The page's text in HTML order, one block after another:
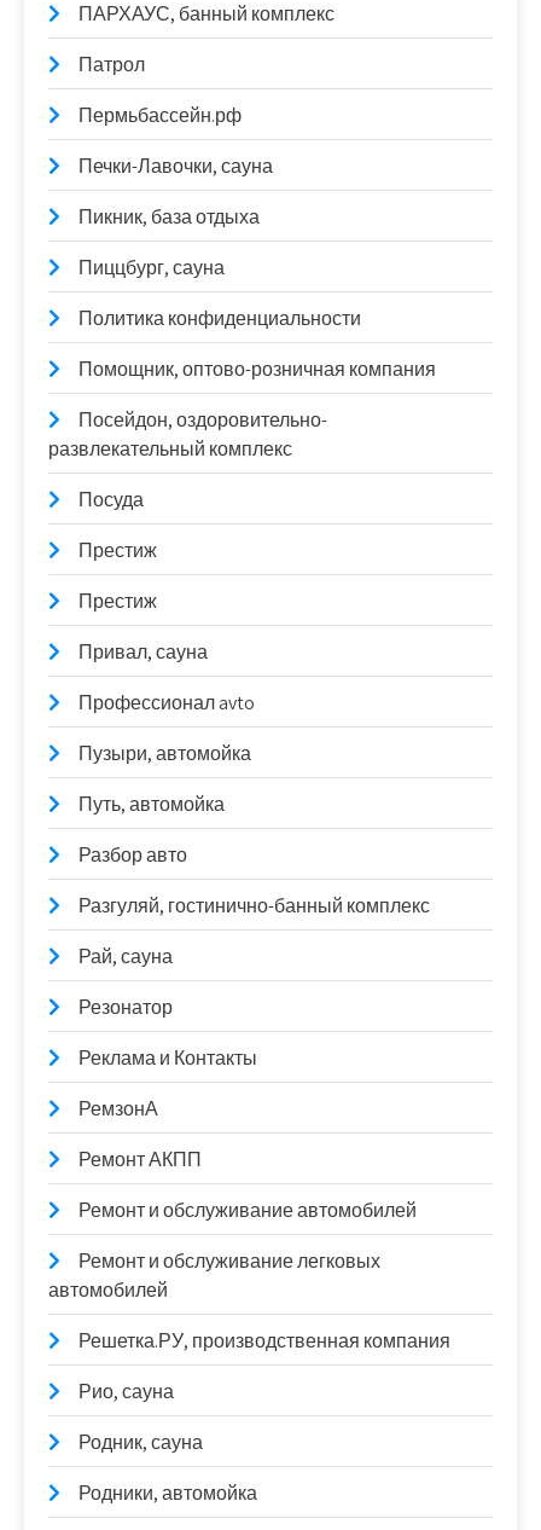
ПАРХАУС, банный комплекс
Патрол
Пермьбассейн.рф
Печки-Лавочки, сауна
Пикник, база отдыха
Пиццбург, сауна
Политика конфиденциальности
Помощник, оптово-розничная компания
Посейдон, оздоровительно-
развлекательный комплекс
Посуда
Престиж
Престиж
Привал, сауна
Профессионал avto
Пузыри, автомойка
Путь, автомойка
Разбор авто
Разгуляй, гостинично-банный комплекс
Рай, сауна
Резонатор
Реклама и Контакты
РемзонА
Ремонт АКПП
Ремонт и обслуживание автомобилей
Ремонт и обслуживание легковых
автомобилей
Решетка.РУ, производственная компания
Рио, сауна
Родник, сауна
Родники, автомойка